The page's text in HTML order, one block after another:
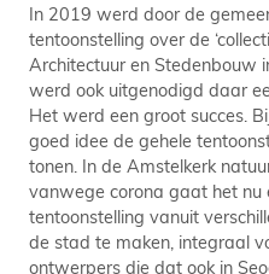
In 2019 werd door de
tentoonstelling over de
Architectuur en Stedenbouw
werd ook uitgenodigd daar
Het werd een groot succes.
goed idee de gehele
tonen. In de Amstelkerk
vanwege corona gaat het nu
tentoonstelling vanuit
de stad te maken, integraal
ontwerpers die dat ook in